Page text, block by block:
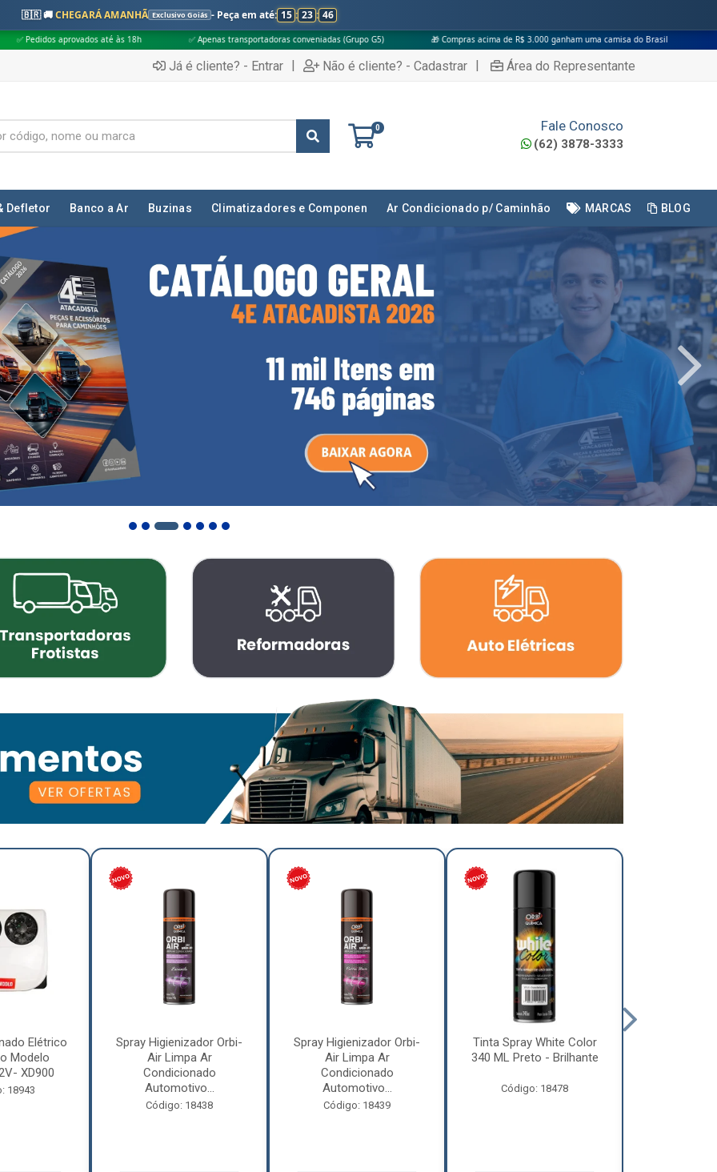
🇧🇷 🚚CHEGARÁ AMANHÃ Exclusivo Goiás - Peça em até: 15 : 23 : 44
✅ Apenas transportadoras conveniadas (Grupo G5) 🎁 Compras acima de R$ 3.000 ganham uma camisa do Brasil
Já é cliente? - Entrar | Não é cliente? - Cadastrar | Área do Representante
0 Fale Conosco
(62) 3878-3333
Defletor Banco a Ar Buzinas Climatizadores e Componen Ar Condicionado p/ Caminhão MARCAS BLOG
Elétrico
Modelo
XD900
18943
Spray Higienizador Orbi-
Air Limpa Ar
Condicionado
Automotivo...
Código: 18438
Spray Higienizador Orbi-
Air Limpa Ar
Condicionado
Automotivo...
Código: 18439
Tinta Spray White Color
340 ML Preto - Brilhante
Código: 18478